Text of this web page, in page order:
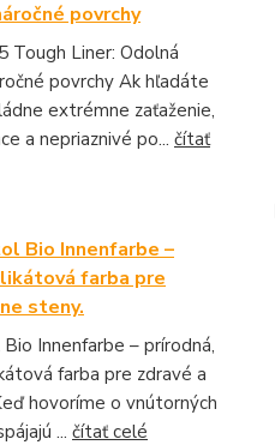
povrchy
Tough Liner: Odolná
povrchy Ak hľadáte
extrémne zaťaženie,
a nepriaznivé po... čítať
Bio Innenfarbe –
farba pre
steny.
Innenfarbe – prírodná,
farba pre zdravé a
hovoríme o vnútorných
... čítať celé